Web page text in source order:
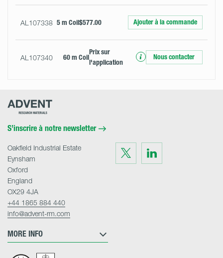
AL107338 5 m Coil$577.00 Ajouter à la commande
AL107340 60 m Coil
Prix ​​sur
l'application
Nous contacter
Advent
S’inscrire à notre newsletter
Visit
us
on
Twitter
Visit
on
LinkedIn
MORE INFO
Oakfield Industrial Estate
Eynsham
Oxford
England
OX29 4JA
+44 1865 884 440
info@advent-rm.com